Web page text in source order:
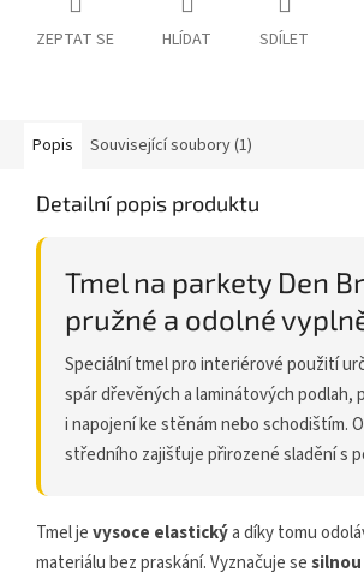
ZEPTAT SE HLÍDAT SDÍLET
Popis Související soubory (1)
Detailní popis produktu
Tmel na parkety Den
pružné a odolné
Speciální tmel pro interiérové použití
spár dřevěných a laminátových podlah,
i napojení ke stěnám nebo schodištím.
středního zajišťuje přirozené sladění s
Tmel jevysoce elastickýa díky tomu
materiálu bez praskání. Vyznačuje se